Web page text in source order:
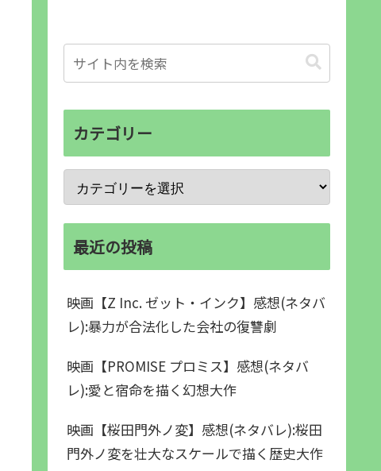
カテゴリー
最近の投稿
映画【Z Inc. ゼット・インク】感想(ネタバ
レ):暴力が合法化した会社の復讐劇
映画【PROMISE プロミス】感想(ネタバ
レ):愛と宿命を描く幻想大作
映画【桜田門外ノ変】感想(ネタバレ):桜田
門外ノ変を壮大なスケールで描く歴史大作